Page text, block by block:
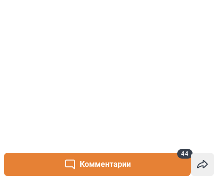
Комментарии
44